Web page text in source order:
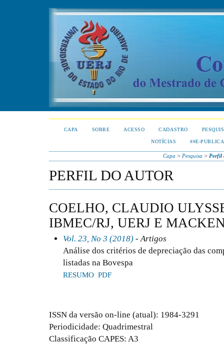
CAPA SOBRE ACESSO CADASTRO
NOTÍCIAS ##E-
Capa > Pesquisa > Perfil
PERFIL DO AUTOR
COELHO, CLAUDIO
IBMEC/RJ, UERJ E
Vol. 23, No 3 (2018) - Artigos
Análise dos critérios de depreciação das
listadas na Bovespa
RESUMO PDF
ISSN da versão on-line (atual): 1984-3291
Periodicidade: Quadrimestral
Classificação CAPES: A3